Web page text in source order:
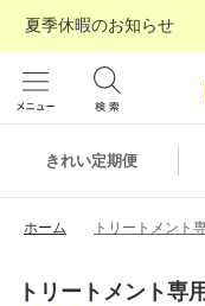
きれい定期便
夏季休暇のお知らせ
ホーム トリートメント
トリートメント専